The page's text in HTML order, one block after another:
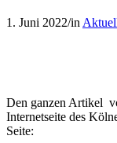
1. Juni 2022/in
Den ganzen Artikel
Internetseite des
Seite: